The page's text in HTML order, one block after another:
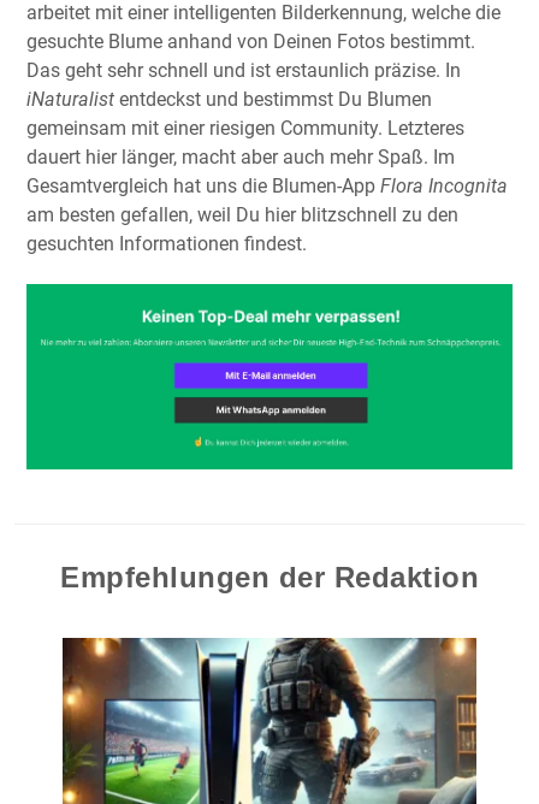
arbeitet mit einer intelligenten Bilderkennung, welche die
gesuchte Blume anhand von Deinen Fotos bestimmt.
Das geht sehr schnell und ist erstaunlich präzise. In
iNaturalist entdeckst und bestimmst Du Blumen
gemeinsam mit einer riesigen Community. Letzteres
dauert hier länger, macht aber auch mehr Spaß. Im
Gesamtvergleich hat uns die Blumen-App Flora Incognita
am besten gefallen, weil Du hier blitzschnell zu den
gesuchten Informationen findest.
Empfehlungen der Redaktion